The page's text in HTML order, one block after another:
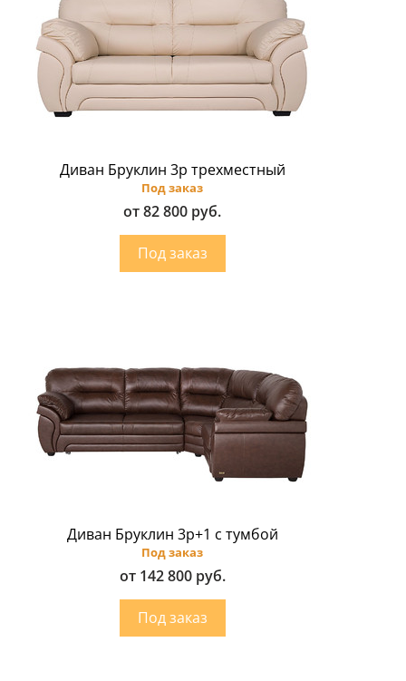
Диван Бруклин 3p трехместный
Под заказ
от 82 800 руб.
Диван Бруклин 3p+1 с тумбой
Под заказ
от 142 800 руб.